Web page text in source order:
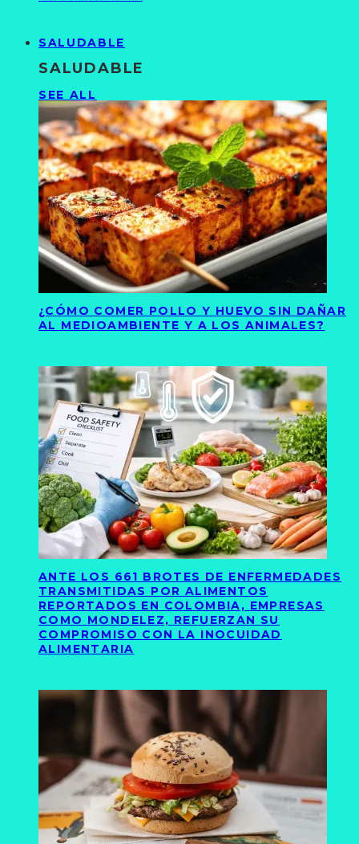
SALUDABLE
SALUDABLE
SEE ALL
¿CÓMO COMER POLLO Y HUEVO SIN DAÑAR
AL MEDIOAMBIENTE Y A LOS ANIMALES?
ANTE LOS 661 BROTES DE ENFERMEDADES
TRANSMITIDAS POR ALIMENTOS
REPORTADOS EN COLOMBIA, EMPRESAS
COMO MONDELEZ, REFUERZAN SU
COMPROMISO CON LA INOCUIDAD
ALIMENTARIA